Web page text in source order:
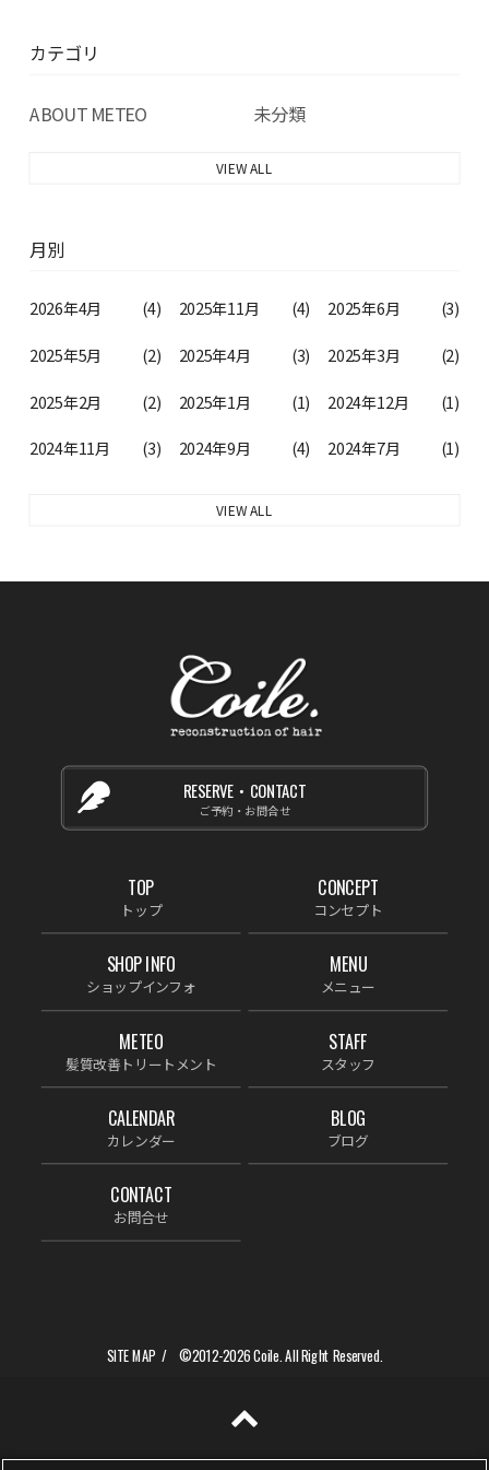
カテゴリ
ABOUT METEO 未分類
VIEW ALL
月別
2026年4月 (4) 2025年11月 (4) 2025年6月 (3)
2025年5月 (2) 2025年4月 (3) 2025年3月 (2)
2025年2月 (2) 2025年1月 (1) 2024年12月 (1)
2024年11月 (3) 2024年9月 (4) 2024年7月 (1)
VIEW ALL
RESERVE・CONTACT
ご予約・お問合せ
TOP
トップ
CONCEPT
コンセプト
SHOP INFO
ショップインフォ
MENU
メニュー
METEO
髪質改善トリートメント
STAFF
スタッフ
CALENDAR
カレンダー
BLOG
ブログ
CONTACT
お問合せ
SITE MAP ©2012-2026Coile. All Right Reserved.